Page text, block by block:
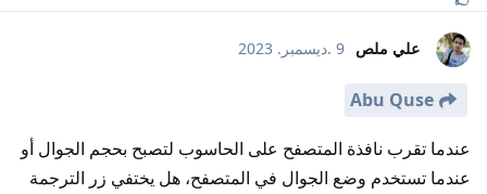
علي ملص 9 .ديسمبر. 2023
Abu Quse
عندما تقرب نافذة المتصفح على الحاسوب لتصبح بحجم الجوال أو
عندما تستخدم وضع الجوال في المتصفح، هل يختفي زر الترجمة